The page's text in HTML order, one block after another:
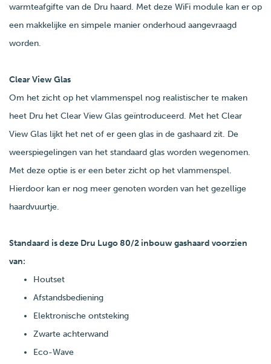
warmteafgifte van de Dru haard. Met deze WiFi module kan er op
een makkelijke en simpele manier onderhoud aangevraagd
worden.
Clear View Glas
Om het zicht op het vlammenspel nog realistischer te maken
heet Dru het Clear View Glas geïntroduceerd. Met het Clear
View Glas lijkt het net of er geen glas in de gashaard zit. De
weerspiegelingen van het standaard glas worden wegenomen.
Met deze optie is er een beter zicht op het vlammenspel.
Hierdoor kan er nog meer genoten worden van het gezellige
haardvuurtje.
Standaard is deze Dru Lugo 80/2 inbouw gashaard voorzien
van:
Houtset
Afstandsbediening
Elektronische ontsteking
Zwarte achterwand
Eco-Wave